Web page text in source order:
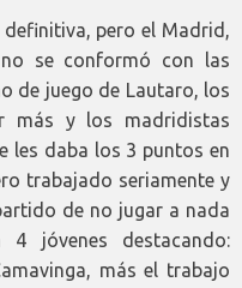
pero el Madrid,
se conformó con las
de juego de Lautaro, los
más y los madridistas
les daba los 3 puntos en
trabajado seriamente y
de no jugar a nada
jóvenes destacando:
más el trabajo